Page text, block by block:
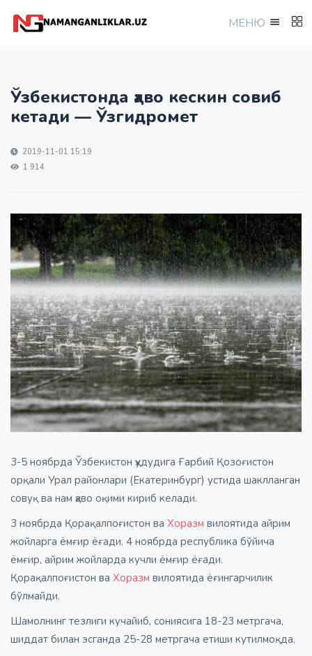
МEНЮ
Ўзбекистонда ҳаво кескин совиб
кетади — Ўзгидромет
2019-11-01 15:19
1 914
3-5 ноябрда Ўзбекистон ҳудудига Ғарбий Қозоғистон
орқали Урал районлари (Екатеринбург) устида шаклланган
совуқ ва нам ҳаво оқими кириб келади.
3 ноябрда Қорақалпоғистон ва Хоразм вилоятида айрим
жойларга ёмғир ёғади. 4 ноябрда республика бўйича
ёмғир, айрим жойларда кучли ёмғир ёғади.
Қорақалпоғистон ва Хоразм вилоятида ёғингарчилик
бўлмайди.
Шамолнинг тезлиги кучайиб, сониясига 18-23 метргача,
шиддат билан эсганда 25-28 метргача етиши кутилмоқда.